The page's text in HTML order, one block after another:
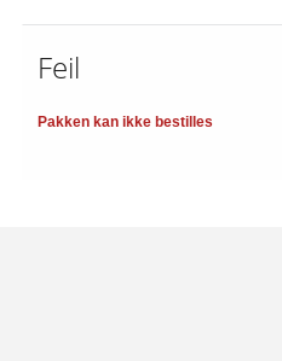
Feil
Pakken kan ikke bestilles